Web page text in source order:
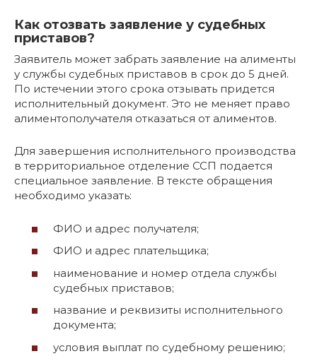
Как отозвать заявление у судебных
приставов?
Заявитель может забрать заявление на алименты
у службы судебных приставов в срок до 5 дней.
По истечении этого срока отзывать придется
исполнительный документ. Это не меняет право
алиментополучателя отказаться от алиментов.
Для завершения исполнительного производства
в территориальное отделение ССП подается
специальное заявление. В тексте обращения
необходимо указать:
ФИО и адрес получателя;
ФИО и адрес плательщика;
наименование и номер отдела службы
судебных приставов;
название и реквизиты исполнительного
документа;
условия выплат по судебному решению;